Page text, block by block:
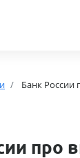
Банк России
про